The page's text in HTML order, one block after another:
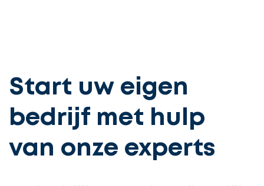
Start uw eigen
bedrijf met hulp
van onze experts